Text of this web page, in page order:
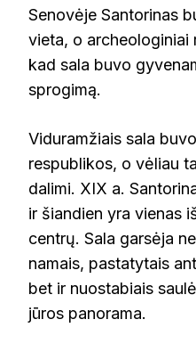
Senovėje Santorinas
vieta, o archeologiniai
kad sala buvo
sprogimą.
Viduramžiais sala
respublikos, o vėliau
dalimi. XIX a.
ir šiandien yra vienas
centrų. Sala garsėja
namais, pastatytais
bet ir nuostabiais
jūros panorama.